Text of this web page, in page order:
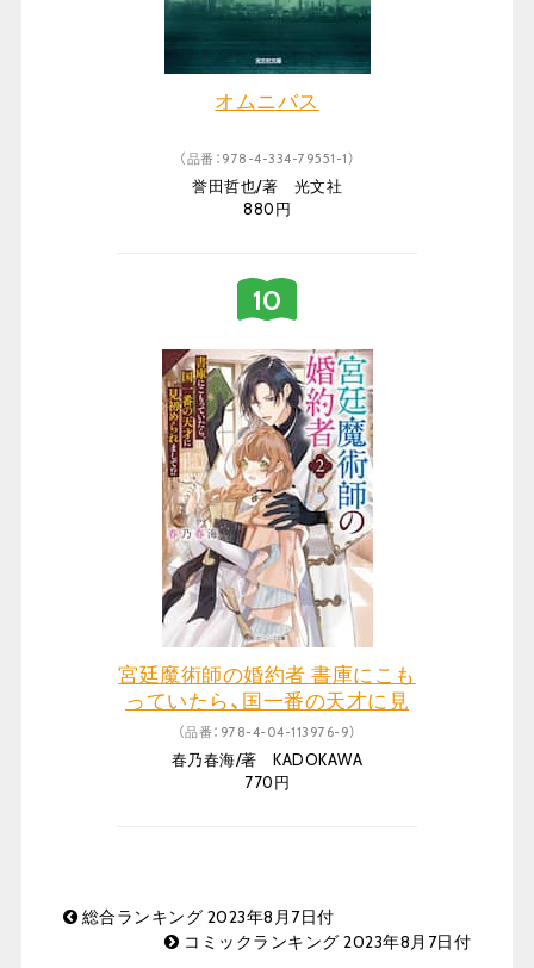
オムニバス
（品番：978-4-334-79551-1）
誉田哲也/著 光文社
880円
宮廷魔術師の婚約者 書庫にこも
っていたら、国一番の天才に見
初められまして!? 2
（品番：978-4-04-113976-9）
春乃春海/著 KADOKAWA
770円
総合ランキング 2023年8月7日付
コミックランキング 2023年8月7日付